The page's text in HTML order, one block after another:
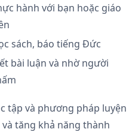
hành với bạn hoặc giáo
sách, báo tiếng Đức
bài luận và nhờ người
tập và phương pháp luyện
tăng khả năng thành